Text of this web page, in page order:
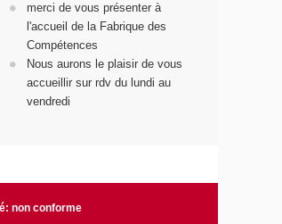
merci de vous présenter à
l'accueil de la Fabrique des
Compétences
Nous aurons le plaisir de vous
accueillir sur rdv du lundi au
vendredi
non conforme